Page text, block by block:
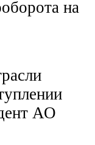
на
АО